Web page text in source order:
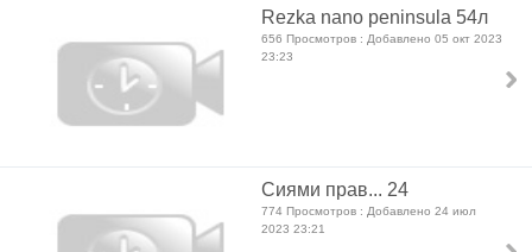
Rezka nano peninsula 54л
656 Просмотров : Добавлено 05 окт 2023
23:23
Сиями прав... 24
774 Просмотров : Добавлено 24 июл
2023 23:21